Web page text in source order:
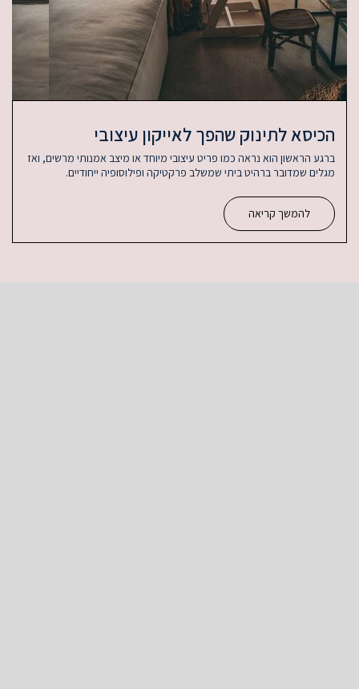
הכיסא לתינוק שהפך לאייקון עיצובי
ברגע הראשון הוא נראה כמו פריט עיצובי מיוחד או מיצב אמנותי מרשים, ואז
מגלים שמדובר ברהיט ביתי שמשלב פרקטיקה ופילוסופיה ייחודיים.
להמשך קריאה